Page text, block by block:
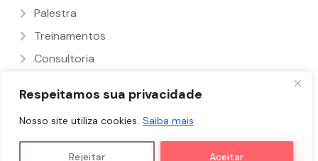
Respeitamos sua privacidade
Nosso site utiliza cookies. Saiba mais
Rejeitar Aceitar
Palestra
Treinamentos
Consultoria
Políticas e Termos Palestrantes